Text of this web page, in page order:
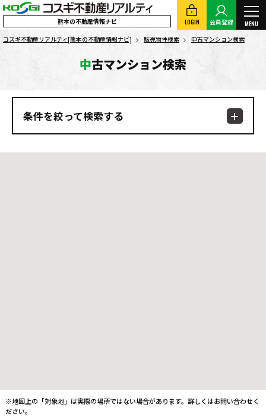
熊本の不動産情報ナビ LOGIN 会員登録
MENU
コスギ不動産リアルティ[熊本の不動産情報ナビ]
販売物件検索 中古マンション検索
中古マンション検索
条件を絞って検索する
※地図上の「対象地」は実際の場所ではない場合があります。詳しくはお問い合わせく
ださい。